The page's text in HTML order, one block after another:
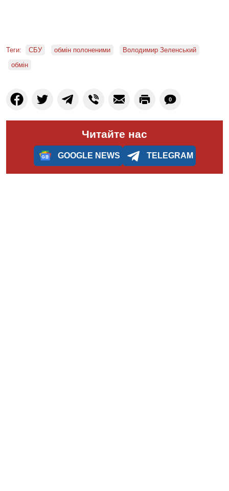
Теги: СБУ обмін полоненими
Володимир Зеленський
обмін
0
Читайте нас
GOOGLE NEWS TELEGRAM